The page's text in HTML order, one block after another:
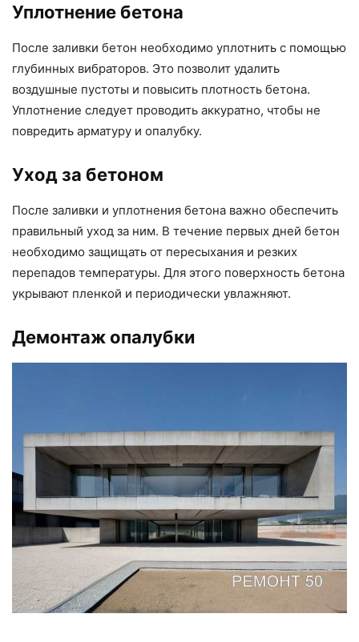
Уплотнение бетона
После заливки бетон необходимо уплотнить с помощью
глубинных вибраторов. Это позволит удалить
воздушные пустоты и повысить плотность бетона.
Уплотнение следует проводить аккуратно, чтобы не
повредить арматуру и опалубку.
Уход за бетоном
После заливки и уплотнения бетона важно обеспечить
правильный уход за ним. В течение первых дней бетон
необходимо защищать от пересыхания и резких
перепадов температуры. Для этого поверхность бетона
укрывают пленкой и периодически увлажняют.
Демонтаж опалубки